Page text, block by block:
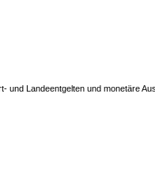
und Landeentgelten und monetäre